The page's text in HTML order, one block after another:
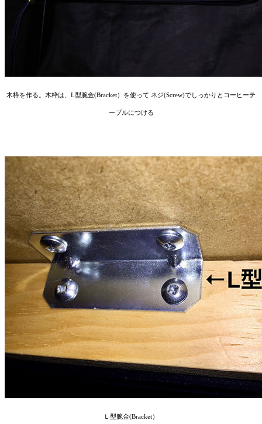
木枠を作る。木枠は、L型腕金(Bracket）を使って ネジ(Screw)でしっかりとコーヒーテ
ーブルにつける
Ｌ型腕金(Bracket）